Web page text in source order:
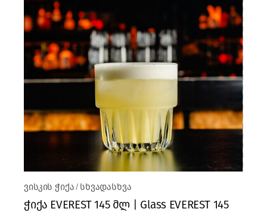
ვისკის ჭიქა სხვადასხვა
ჭიქა EVEREST 145 მლ | Glass EVEREST 145